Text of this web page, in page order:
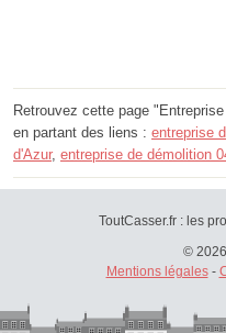
Retrouvez cette page
en partant des liens : entreprise
d'Azur, entreprise de démolition
ToutCasser.fr : les
© 2026
Mentions légales-